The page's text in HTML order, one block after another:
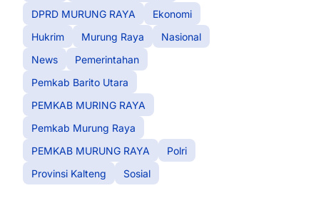
DPRD MURUNG RAYA
Ekonomi
Hukrim
Murung Raya
Nasional
News
Pemerintahan
Pemkab Barito Utara
PEMKAB MURING RAYA
Pemkab Murung Raya
PEMKAB MURUNG RAYA
Polri
Provinsi Kalteng
Sosial